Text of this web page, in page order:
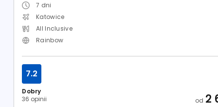
7 dni
Katowice
All Inclusive
Rainbow
Dobry
36 opinii
7.2
od 2